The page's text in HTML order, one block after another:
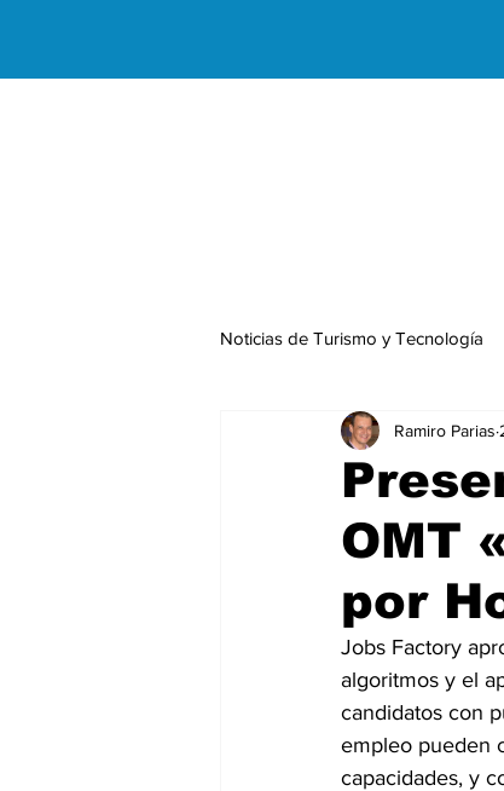
Noticias de Turismo y Tecnología
Negocios Internacionales
OMT
por
Ramiro Parias
Jobs Factory
algoritmos y el
candidatos con
empleo pueden
capacidades, y